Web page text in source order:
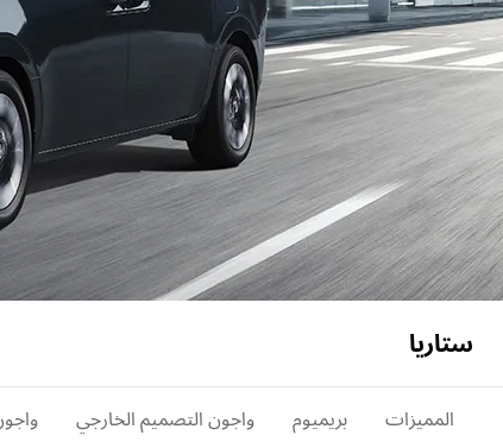
ستاريا
المميزات بريميوم واجون التصميم الخارجي